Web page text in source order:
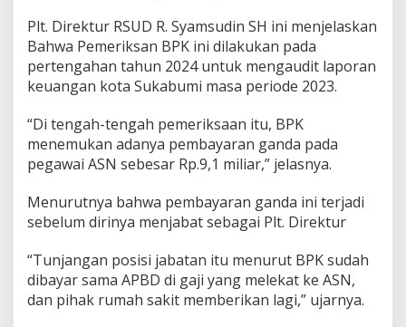
K
o
t
a
S
a
b
u
i
a
u
s
K
Plt. Direktur RSUD R. Syamsudin SH ini menjelaskan
Bahwa Pemeriksan BPK ini dilakukan pada
pertengahan tahun 2024 untuk mengaudit laporan
keuangan kota Sukabumi masa periode 2023.
“Di tengah-tengah pemeriksaan itu, BPK
menemukan adanya pembayaran ganda pada
pegawai ASN sebesar Rp.9,1 miliar,” jelasnya.
Menurutnya bahwa pembayaran ganda ini terjadi
sebelum dirinya menjabat sebagai Plt. Direktur
“Tunjangan posisi jabatan itu menurut BPK sudah
dibayar sama APBD di gaji yang melekat ke ASN,
dan pihak rumah sakit memberikan lagi,” ujarnya.